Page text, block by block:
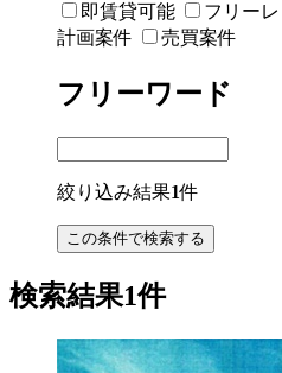
即賃貸可能
フリー
計画案件
売買案件
フリーワード
絞り込み結果1件
検索結果1件